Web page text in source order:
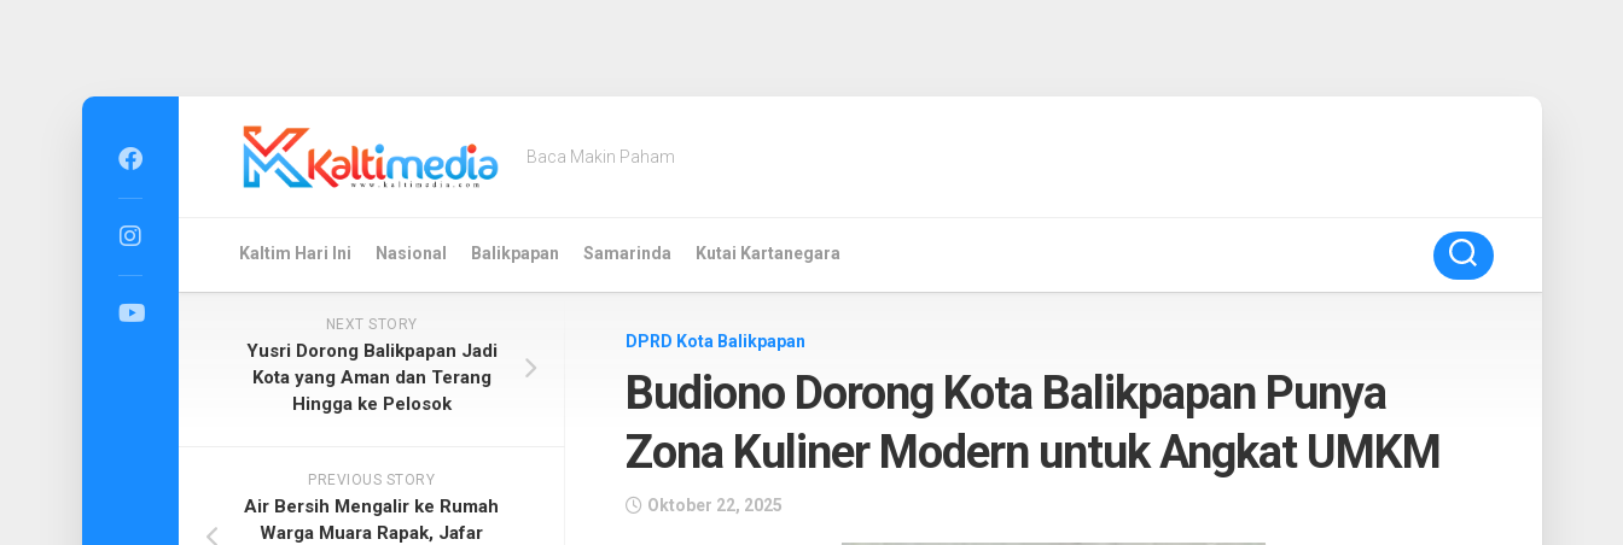
Baca Makin Paham
Kaltim Hari Ini Nasional Balikpapan Samarinda Kutai Kartanegara
DPRD Kota Balikpapan
Budiono Dorong Kota Balikpapan Punya
Zona Kuliner Modern untuk Angkat UMKM
Oktober 22, 2025
NEXT STORY
Yusri Dorong Balikpapan Jadi
Kota yang Aman dan Terang
Hingga ke Pelosok
PREVIOUS STORY
Air Bersih Mengalir ke Rumah
Warga Muara Rapak, Jafar